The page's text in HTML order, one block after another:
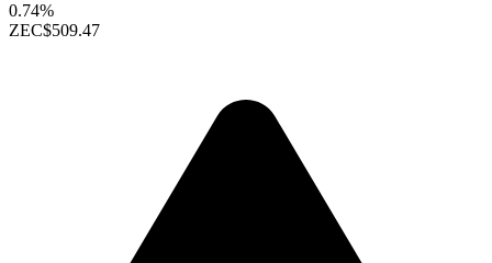
0.74%
ZEC$509.47